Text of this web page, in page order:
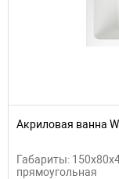
Акриловая ванна
Габариты:
прямоугольная